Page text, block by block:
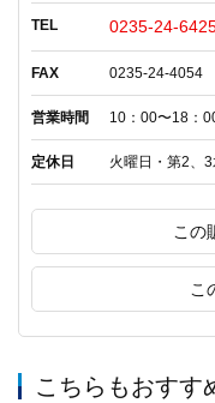
TEL 0235-24-
FAX 0235-24-4054
営業時間 10：00〜18：
定休日 火曜日・第2
この
こ
こちらもおすす